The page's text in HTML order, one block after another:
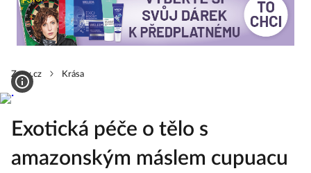
Zeny.cz Krása
Exotická péče o tělo s
amazonským máslem cupuacu